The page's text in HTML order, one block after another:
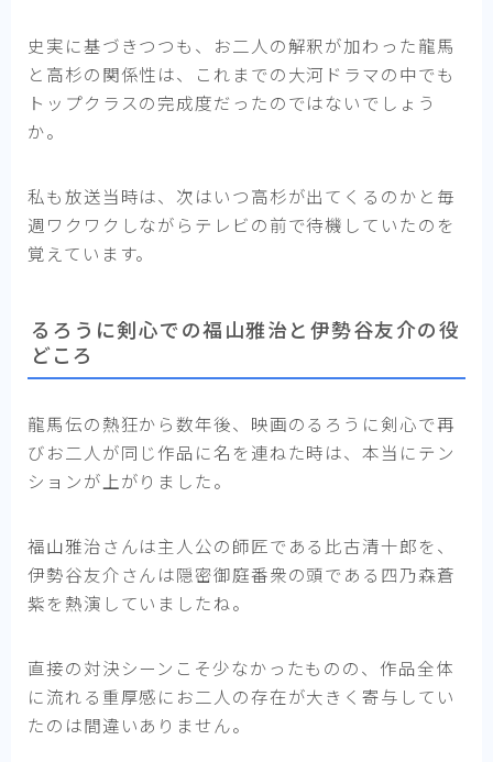
史実に基づきつつも、お二人の解釈が加わった龍馬
と高杉の関係性は、これまでの大河ドラマの中でも
トップクラスの完成度だったのではないでしょう
か。
私も放送当時は、次はいつ高杉が出てくるのかと毎
週ワクワクしながらテレビの前で待機していたのを
覚えています。
るろうに剣心での福山雅治と伊勢谷友介の役
どころ
龍馬伝の熱狂から数年後、映画のるろうに剣心で再
びお二人が同じ作品に名を連ねた時は、本当にテン
ションが上がりました。
福山雅治さんは主人公の師匠である比古清十郎を、
伊勢谷友介さんは隠密御庭番衆の頭である四乃森蒼
紫を熱演していましたね。
直接の対決シーンこそ少なかったものの、作品全体
に流れる重厚感にお二人の存在が大きく寄与してい
たのは間違いありません。